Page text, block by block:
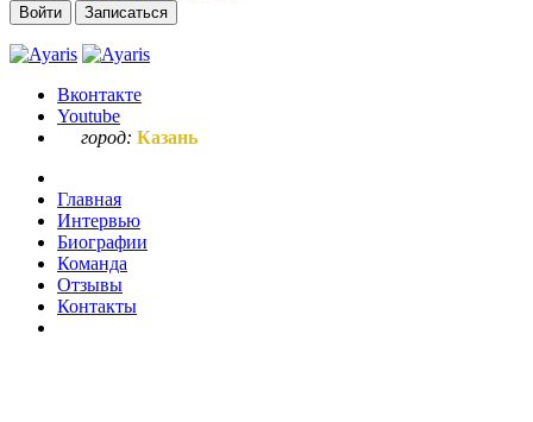
Войти
Записаться
Вконтакте
Youtube
город: Казань
Главная
Интервью
Биографии
Команда
Отзывы
Контакты